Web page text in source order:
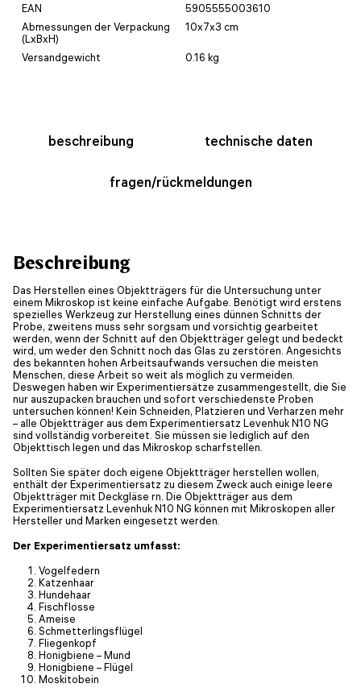
EAN
5905555003610
Abmessungen der Verpackung
(LxBxH)
10x7x3 cm
Versandgewicht 0.16 kg
beschreibung technische daten
fragen/rückmeldungen
Beschreibung
Das Herstellen eines Objektträgers für die Untersuchung unter
einem Mikroskop ist keine einfache Aufgabe. Benötigt wird erstens
spezielles Werkzeug zur Herstellung eines dünnen Schnitts der
Probe, zweitens muss sehr sorgsam und vorsichtig gearbeitet
werden, wenn der Schnitt auf den Objektträger gelegt und bedeckt
wird, um weder den Schnitt noch das Glas zu zerstören. Angesichts
des bekannten hohen Arbeitsaufwands versuchen die meisten
Menschen, diese Arbeit so weit als möglich zu vermeiden.
Deswegen haben wir Experimentiersätze zusammengestellt, die Sie
nur auszupacken brauchen und sofort verschiedenste Proben
untersuchen können! Kein Schneiden, Platzieren und Verharzen mehr
– alle Objektträger aus dem Experimentiersatz Levenhuk N10 NG
sind vollständig vorbereitet. Sie müssen sie lediglich auf den
Objekttisch legen und das Mikroskop scharfstellen.
Sollten Sie später doch eigene Objektträger herstellen wollen,
enthält der Experimentiersatz zu diesem Zweck auch einige leere
Objektträger mit Deckgläse rn. Die Objektträger aus dem
Experimentiersatz Levenhuk N10 NG können mit Mikroskopen aller
Hersteller und Marken eingesetzt werden.
Der Experimentiersatz umfasst:
Vogelfedern
Katzenhaar
Hundehaar
Fischflosse
Ameise
Schmetterlingsflügel
Fliegenkopf
Honigbiene – Mund
Honigbiene – Flügel
Moskitobein